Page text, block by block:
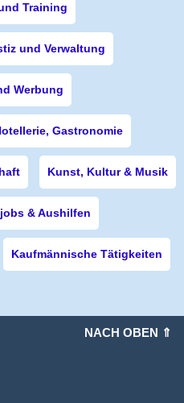
Training
und Verwaltung
Werbung
Gastronomie
Kunst, Kultur & Musik
& Aushilfen
Kaufmännische Tätigkeiten
NACH OBEN ⇑